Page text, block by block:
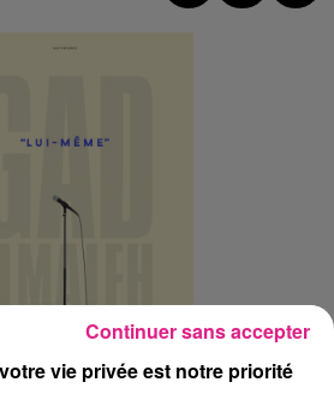
vie privée est notre priorité
Continuer sans accepter